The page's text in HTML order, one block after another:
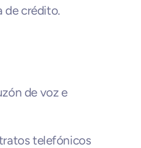
de crédito.
de voz e
telefónicos